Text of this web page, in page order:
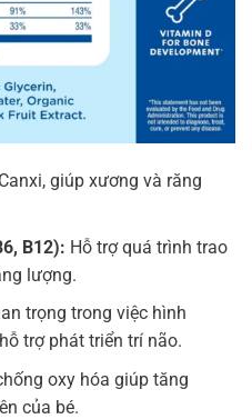
giúp xương và răng
B12): Hỗ trợ quá trình trao
lượng.
trọng trong việc hình
trợ phát triển trí não.
oxy hóa giúp tăng
của bé.